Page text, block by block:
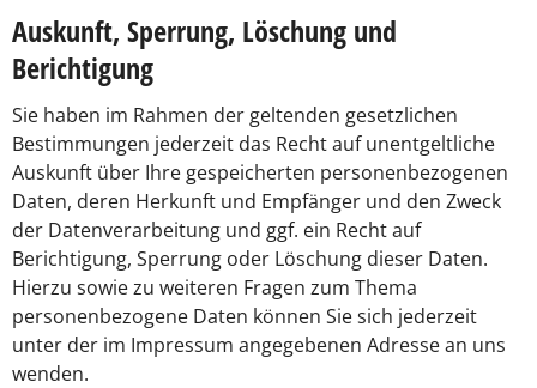
Auskunft, Sperrung, Löschung und
Berichtigung
Sie haben im Rahmen der geltenden gesetzlichen
Bestimmungen jederzeit das Recht auf unentgeltliche
Auskunft über Ihre gespeicherten personenbezogenen
Daten, deren Herkunft und Empfänger und den Zweck
der Datenverarbeitung und ggf. ein Recht auf
Berichtigung, Sperrung oder Löschung dieser Daten.
Hierzu sowie zu weiteren Fragen zum Thema
personenbezogene Daten können Sie sich jederzeit
unter der im Impressum angegebenen Adresse an uns
wenden.